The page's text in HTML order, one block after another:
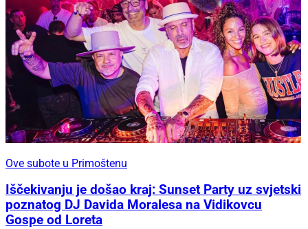
Ove subote u Primoštenu
Iščekivanju je došao kraj: Sunset Party uz svjetski
poznatog DJ Davida Moralesa na Vidikovcu
Gospe od Loreta